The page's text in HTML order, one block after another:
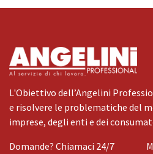
L'Obiettivo dell’Angelini
e risolvere le problematiche del
imprese, degli enti e dei
Domande? Chiamaci 24/7